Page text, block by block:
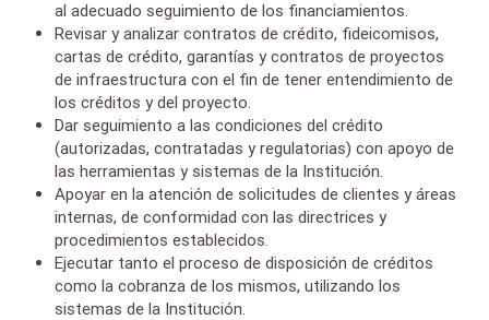
al adecuado seguimiento de los financiamientos.
Revisar y analizar contratos de crédito, fideicomisos,
cartas de crédito, garantías y contratos de proyectos
de infraestructura con el fin de tener entendimiento de
los créditos y del proyecto.
Dar seguimiento a las condiciones del crédito
(autorizadas, contratadas y regulatorias) con apoyo de
las herramientas y sistemas de la Institución.
Apoyar en la atención de solicitudes de clientes y áreas
internas, de conformidad con las directrices y
procedimientos establecidos.
Ejecutar tanto el proceso de disposición de créditos
como la cobranza de los mismos, utilizando los
sistemas de la Institución.